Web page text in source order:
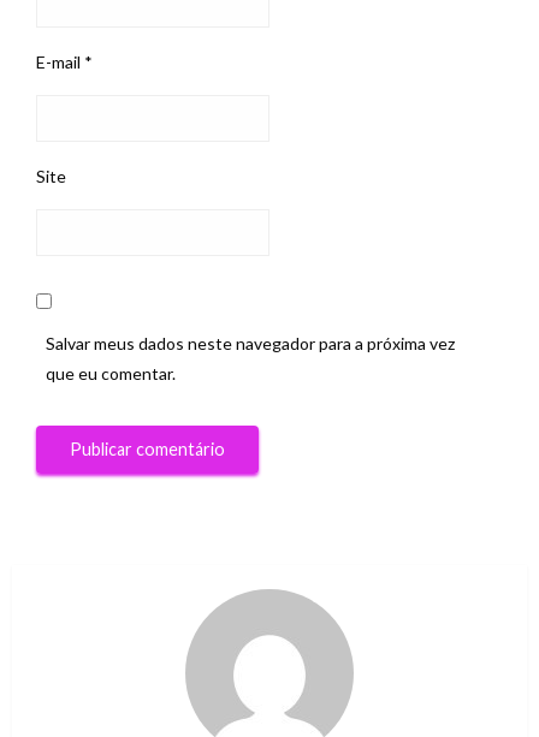
E-mail *
Site
Salvar meus dados neste navegador para a próxima vez
que eu comentar.